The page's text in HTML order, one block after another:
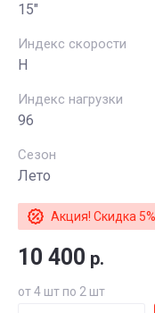
15"
Индекс скорости
H
Индекс нагрузки
96
Сезон
Лето
Акция! Скидка
10 400 р.
от 4 шт по 2 шт